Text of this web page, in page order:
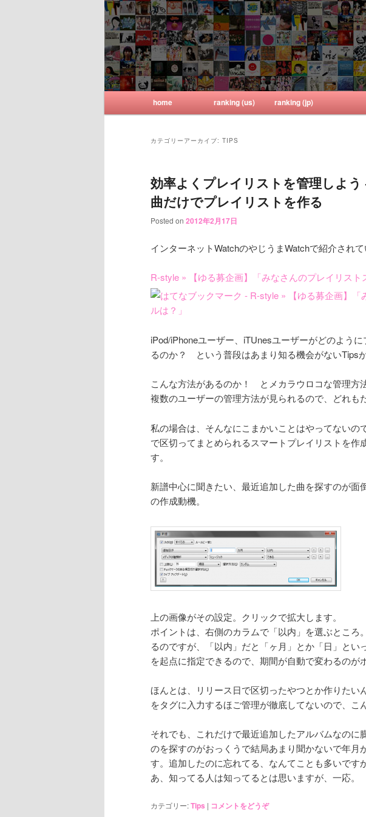
Sticky iTunes
iTunes & iTunes Storeの使い方、tipsなど。
メインメニュー
メインコンテンツへ移動
サブコンテンツへ移動
home ranking (us) ranking (jp)
カテゴリーアーカイブ: TIPS
効率よくプレイリストを管理しよう
曲だけでプレイリストを作る
Posted on 2012年2月17日
インターネットWatchのやじうまWatchで紹介されて
R-style » 【ゆる募企画】「みなさんのプレイリスト
iPod/iPhoneユーザー、iTUnesユーザーがどのよう
るのか？ という普段はあまり知る機会がないTipsが
こんな方法があるのか！ とメカラウロコな管理方
複数のユーザーの管理方法が見られるので、どれも
私の場合は、そんなにこまかいことはやってないの
で区切ってまとめられるスマートプレイリストを作
す。
新譜中心に聞きたい、最近追加した曲を探すのが面
の作成動機。
上の画像がその設定。クリックで拡大します。
ポイントは、右側のカラムで「以内」を選ぶところ
るのですが、「以内」だと「ヶ月」とか「日」とい
を起点に指定できるので、期間が自動で変わるのが
ほんとは、リリース日で区切ったやつとか作りたい
をタグに入力するほご管理が徹底してないので、こ
それでも、これだけで最近追加したアルバムなのに
のを探すのがおっくうで結局あまり聞かないで年月
す。追加したのに忘れてる、なんてことも多いです
あ、知ってる人は知ってるとは思いますが、一応。
カテゴリー:Tips | コメントをどうぞ